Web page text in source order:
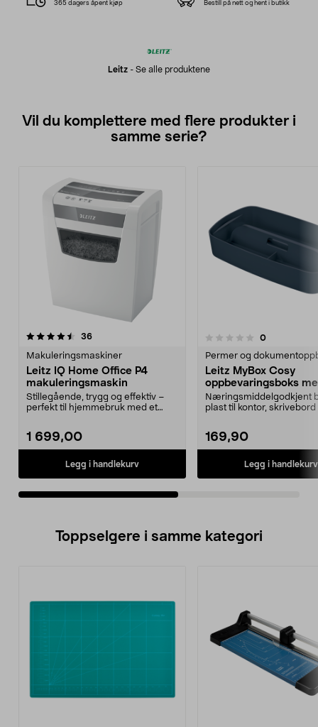
Leitz - Se alle produktene
365 dagers åpent kjøp Bestill på nett og hent i butikk
Vil du komplettere med flere produkter i
samme serie?
36anmeldelser
Makuleringsmaskiner
Leitz IQ Home Office P4
makuleringsmaskin
Stillegående, trygg og effektiv –
perfekt til hjemmebruk med et
1 699,00
Legg i handlekurv
0.0 av 5 stjerner 0anmeldelser
Permer og
Leitz MyBox Cosy
oppbevaringsboks
håndtak, 3 rom
Næringsmiddelgodkjent
plast til kontor, skrivebord
169,90
Legg i handlekurv
0.0 av 5 stjerner
Toppselgere i samme kategori